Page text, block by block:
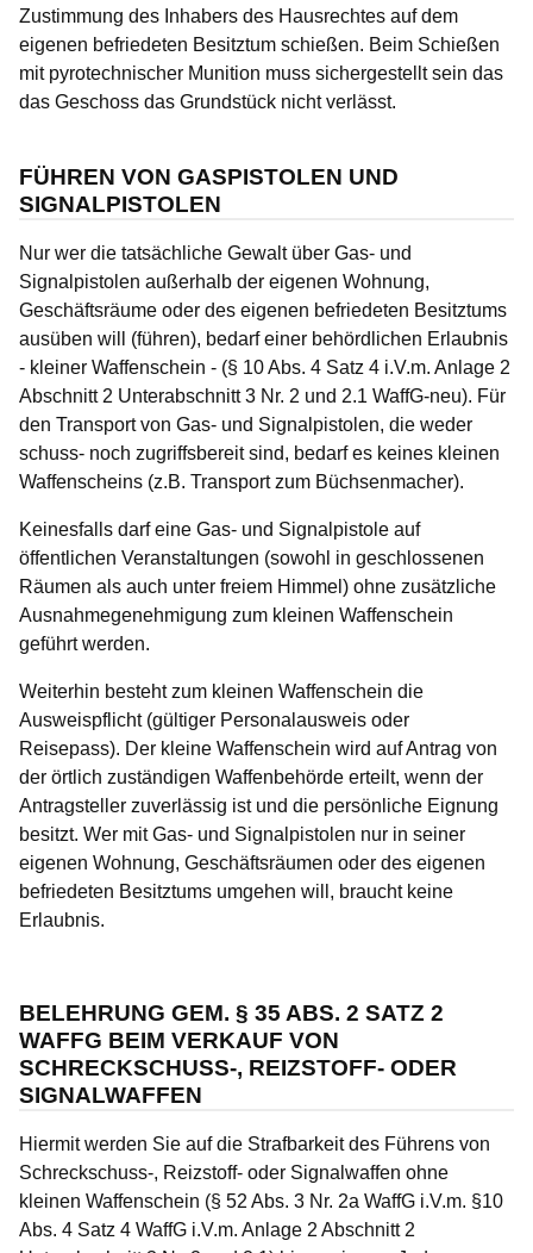
Zustimmung des Inhabers des Hausrechtes auf dem
eigenen befriedeten Besitztum schießen. Beim Schießen
mit pyrotechnischer Munition muss sichergestellt sein das
das Geschoss das Grundstück nicht verlässt.
FÜHREN VON GASPISTOLEN UND
SIGNALPISTOLEN
Nur wer die tatsächliche Gewalt über Gas- und
Signalpistolen außerhalb der eigenen Wohnung,
Geschäftsräume oder des eigenen befriedeten Besitztums
ausüben will (führen), bedarf einer behördlichen Erlaubnis
- kleiner Waffenschein - (§ 10 Abs. 4 Satz 4 i.V.m. Anlage 2
Abschnitt 2 Unterabschnitt 3 Nr. 2 und 2.1 WaffG-neu). Für
den Transport von Gas- und Signalpistolen, die weder
schuss- noch zugriffsbereit sind, bedarf es keines kleinen
Waffenscheins (z.B. Transport zum Büchsenmacher).
Keinesfalls darf eine Gas- und Signalpistole auf
öffentlichen Veranstaltungen (sowohl in geschlossenen
Räumen als auch unter freiem Himmel) ohne zusätzliche
Ausnahmegenehmigung zum kleinen Waffenschein
geführt werden.
Weiterhin besteht zum kleinen Waffenschein die
Ausweispflicht (gültiger Personalausweis oder
Reisepass). Der kleine Waffenschein wird auf Antrag von
der örtlich zuständigen Waffenbehörde erteilt, wenn der
Antragsteller zuverlässig ist und die persönliche Eignung
besitzt. Wer mit Gas- und Signalpistolen nur in seiner
eigenen Wohnung, Geschäftsräumen oder des eigenen
befriedeten Besitztums umgehen will, braucht keine
Erlaubnis.
BELEHRUNG GEM. § 35 ABS. 2 SATZ 2
WAFFG BEIM VERKAUF VON
SCHRECKSCHUSS-, REIZSTOFF- ODER
SIGNALWAFFEN
Hiermit werden Sie auf die Strafbarkeit des Führens von
Schreckschuss-, Reizstoff- oder Signalwaffen ohne
kleinen Waffenschein (§ 52 Abs. 3 Nr. 2a WaffG i.V.m. §10
Abs. 4 Satz 4 WaffG i.V.m. Anlage 2 Abschnitt 2